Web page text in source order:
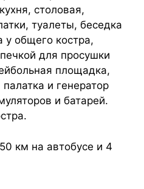
столовая,
туалеты, беседка
у общего костра,
для просушки
площадка,
и генератор
и батарей.
км на автобусе и 4